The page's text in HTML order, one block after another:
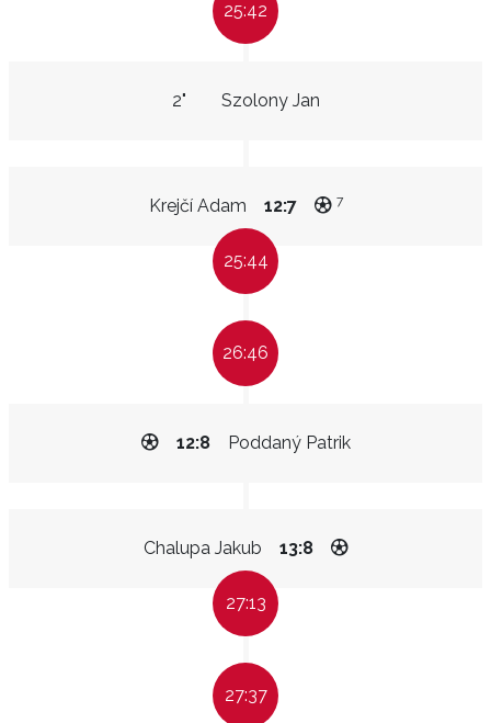
25:42
Szolony Jan
2"
Krejčí Adam 12:7 7
25:44
26:46
Poddaný Patrik
12:8
Chalupa Jakub 13:8
27:13
27:37